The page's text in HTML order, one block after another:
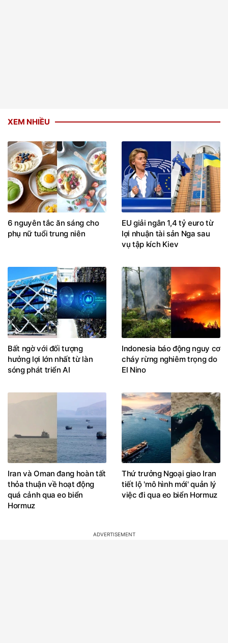
XEM NHIỀU
6 nguyên tắc ăn sáng cho
phụ nữ tuổi trung niên
EU giải ngân 1,4 tỷ euro từ
lợi nhuận tài sản Nga sau
vụ tập kích Kiev
Bất ngờ với đối tượng
hưởng lợi lớn nhất từ làn
sóng phát triển AI
Indonesia báo động nguy cơ
cháy rừng nghiêm trọng do
El Nino
Iran và Oman đang hoàn tất
thỏa thuận về hoạt động
quá cảnh qua eo biển
Hormuz
Thứ trưởng Ngoại giao Iran
tiết lộ 'mô hình mới' quản lý
việc đi qua eo biển Hormuz